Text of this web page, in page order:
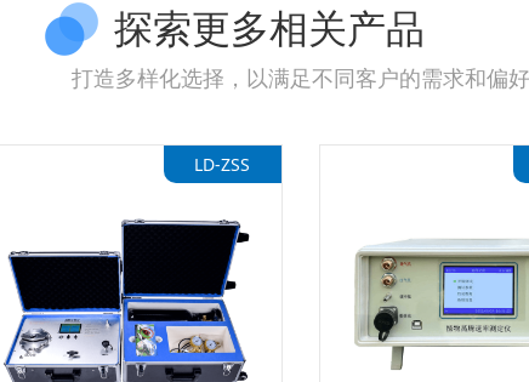
探索更多相关产品
打造多样化选择，以满足不同客户的需求和偏好
LD-ZSS